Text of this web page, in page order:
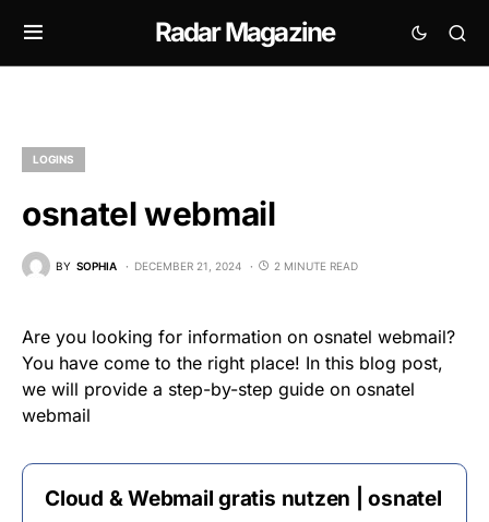
Radar Magazine
LOGINS
osnatel webmail
BY SOPHIA DECEMBER 21, 2024 2 MINUTE READ
Are you looking for information on osnatel webmail?
You have come to the right place! In this blog post,
we will provide a step-by-step guide on osnatel
webmail
Cloud & Webmail gratis nutzen | osnatel